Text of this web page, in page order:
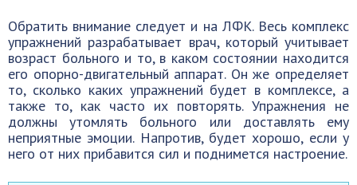
Обратить внимание следует и на ЛФК. Весь комплекс
упражнений разрабатывает врач, который учитывает
возраст больного и то, в каком состоянии находится
его опорно-двигательный аппарат. Он же определяет
то, сколько каких упражнений будет в комплексе, а
также то, как часто их повторять. Упражнения не
должны утомлять больного или доставлять ему
неприятные эмоции. Напротив, будет хорошо, если у
него от них прибавится сил и поднимется настроение.